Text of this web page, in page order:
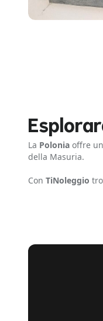
La Polonia offre
della Masuria.
Con TiNoleggio